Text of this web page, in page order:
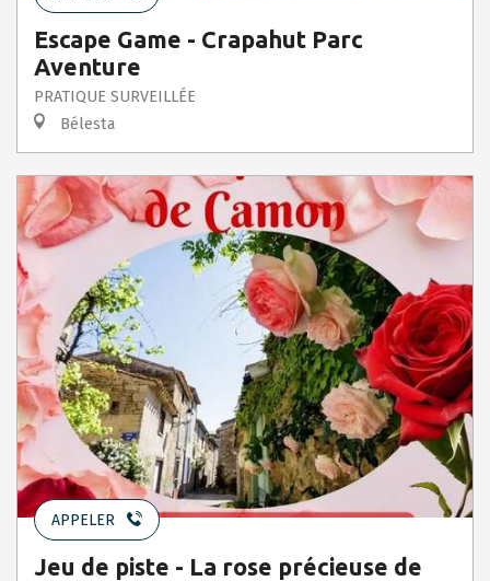
Escape Game - Crapahut Parc
Aventure
PRATIQUE SURVEILLÉE
Bélesta
APPELER
Jeu de piste - La rose précieuse de